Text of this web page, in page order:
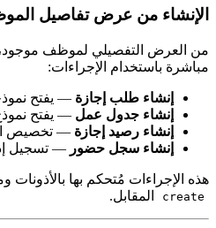
من عرض تفاصيل
العرض التفصيلي لموظف موجود،
باستخدام الإجراءات:
إنشاء طلب إجازة — يفتح
إنشاء جدول عمل— يفتح
إنشاء رصيد إجازة — تخصيص
إنشاء سجل حضور— تسجيل
الإجراءات مُتحكم بها بالأذونات
create المقابل.